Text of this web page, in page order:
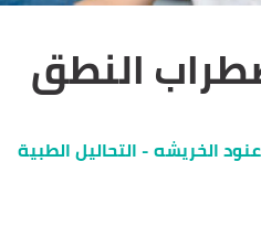
النطق
عنود الخريشه- التحاليل الطبية